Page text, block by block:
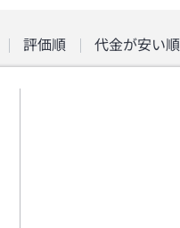
評価順 代金が安い順